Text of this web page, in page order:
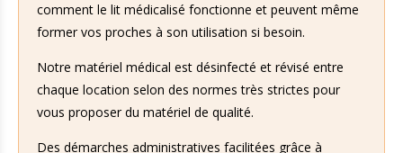
comment le lit médicalisé fonctionne et peuvent même
former vos proches à son utilisation si besoin.
Notre matériel médical est désinfecté et révisé entre
chaque location selon des normes très strictes pour
vous proposer du matériel de qualité.
Des démarches administratives facilitées grâce à